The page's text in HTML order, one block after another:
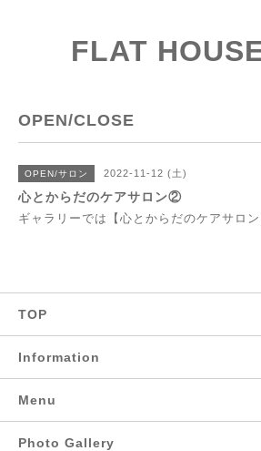
FLAT
OPEN/CLOSE
OPEN/サロン 2022-11-12 (土)
心とからだのケアサロン②
ギャラリーでは【心とからだのケアサロ
TOP
Information
Menu
Photo Gallery